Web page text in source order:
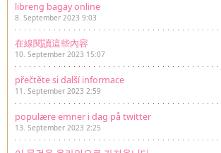
libreng bagay online
8. September 2023 9:03
在線閱讀這些內容
10. September 2023 15:07
přečtěte si další informace
11. September 2023 2:59
populære emner i dag på twitter
13. September 2023 2:25